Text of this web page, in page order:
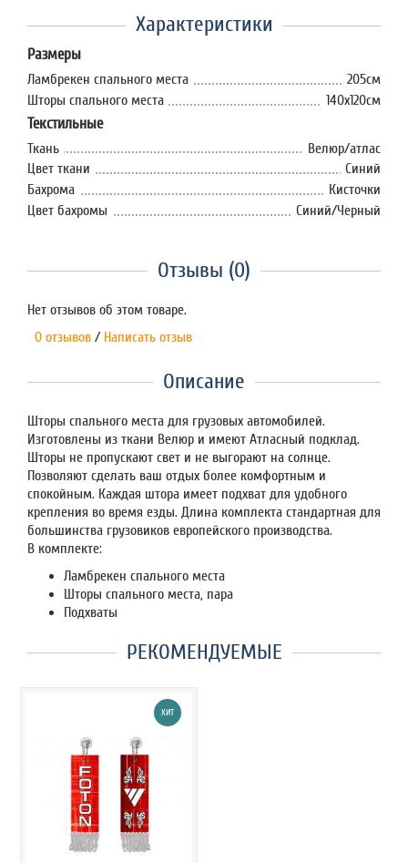
Характеристики
Размеры
Ламбрекен спального места
205см
Шторы спального места
140х120см
Текстильные
Ткань
Велюр/атлас
Цвет ткани
Синий
Бахрома
Кисточки
Цвет бахромы
Синий/Черный
Отзывы (0)
Нет отзывов об этом товаре.
0 отзывов / Написать отзыв
Описание
Шторы спального места для грузовых автомобилей.
Изготовлены из ткани Велюр и имеют Атласный подклад.
Шторы не пропускают свет и не выгорают на солнце.
Позволяют сделать ваш отдых более комфортным и
спокойным. Каждая штора имеет подхват для удобного
крепления во время езды. Длина комплекта стандартная для
большинства грузовиков европейского производства.
В комплекте:
Ламбрекен спального места
Шторы спального места, пара
Подхваты
РЕКОМЕНДУЕМЫЕ
ХИТ